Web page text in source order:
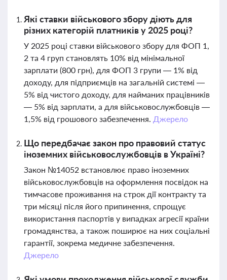
Які ставки військового збору діють для
різних категорій платників у 2025 році?
У 2025 році ставки військового збору для ФОП 1,
2 та 4 груп становлять 10% від мінімальної
зарплати (800 грн), для ФОП 3 групи — 1% від
доходу, для підприємців на загальній системі —
5% від чистого доходу, для найманих працівників
— 5% від зарплати, а для військовослужбовців —
1,5% від грошового забезпечення. Джерело
Що передбачає закон про правовий статус
іноземних військовослужбовців в Україні?
Закон №14052 встановлює право іноземних
військовослужбовців на оформлення посвідок на
тимчасове проживання на строк дії контракту та
три місяці після його припинення, спрощує
використання паспортів у випадках агресії країни
громадянства, а також поширює на них соціальні
гарантії, зокрема медичне забезпечення.
Джерело